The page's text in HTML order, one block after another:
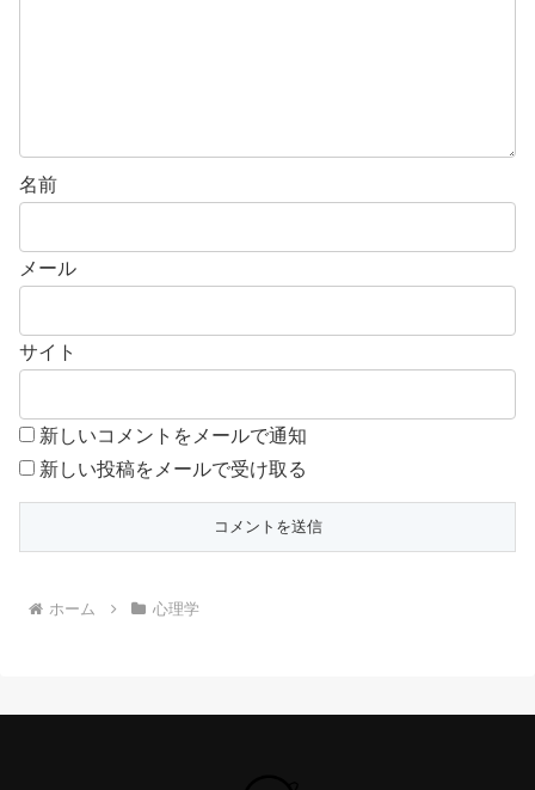
名前
メール
サイト
新しいコメントをメールで通知
新しい投稿をメールで受け取る
ホーム 心理学